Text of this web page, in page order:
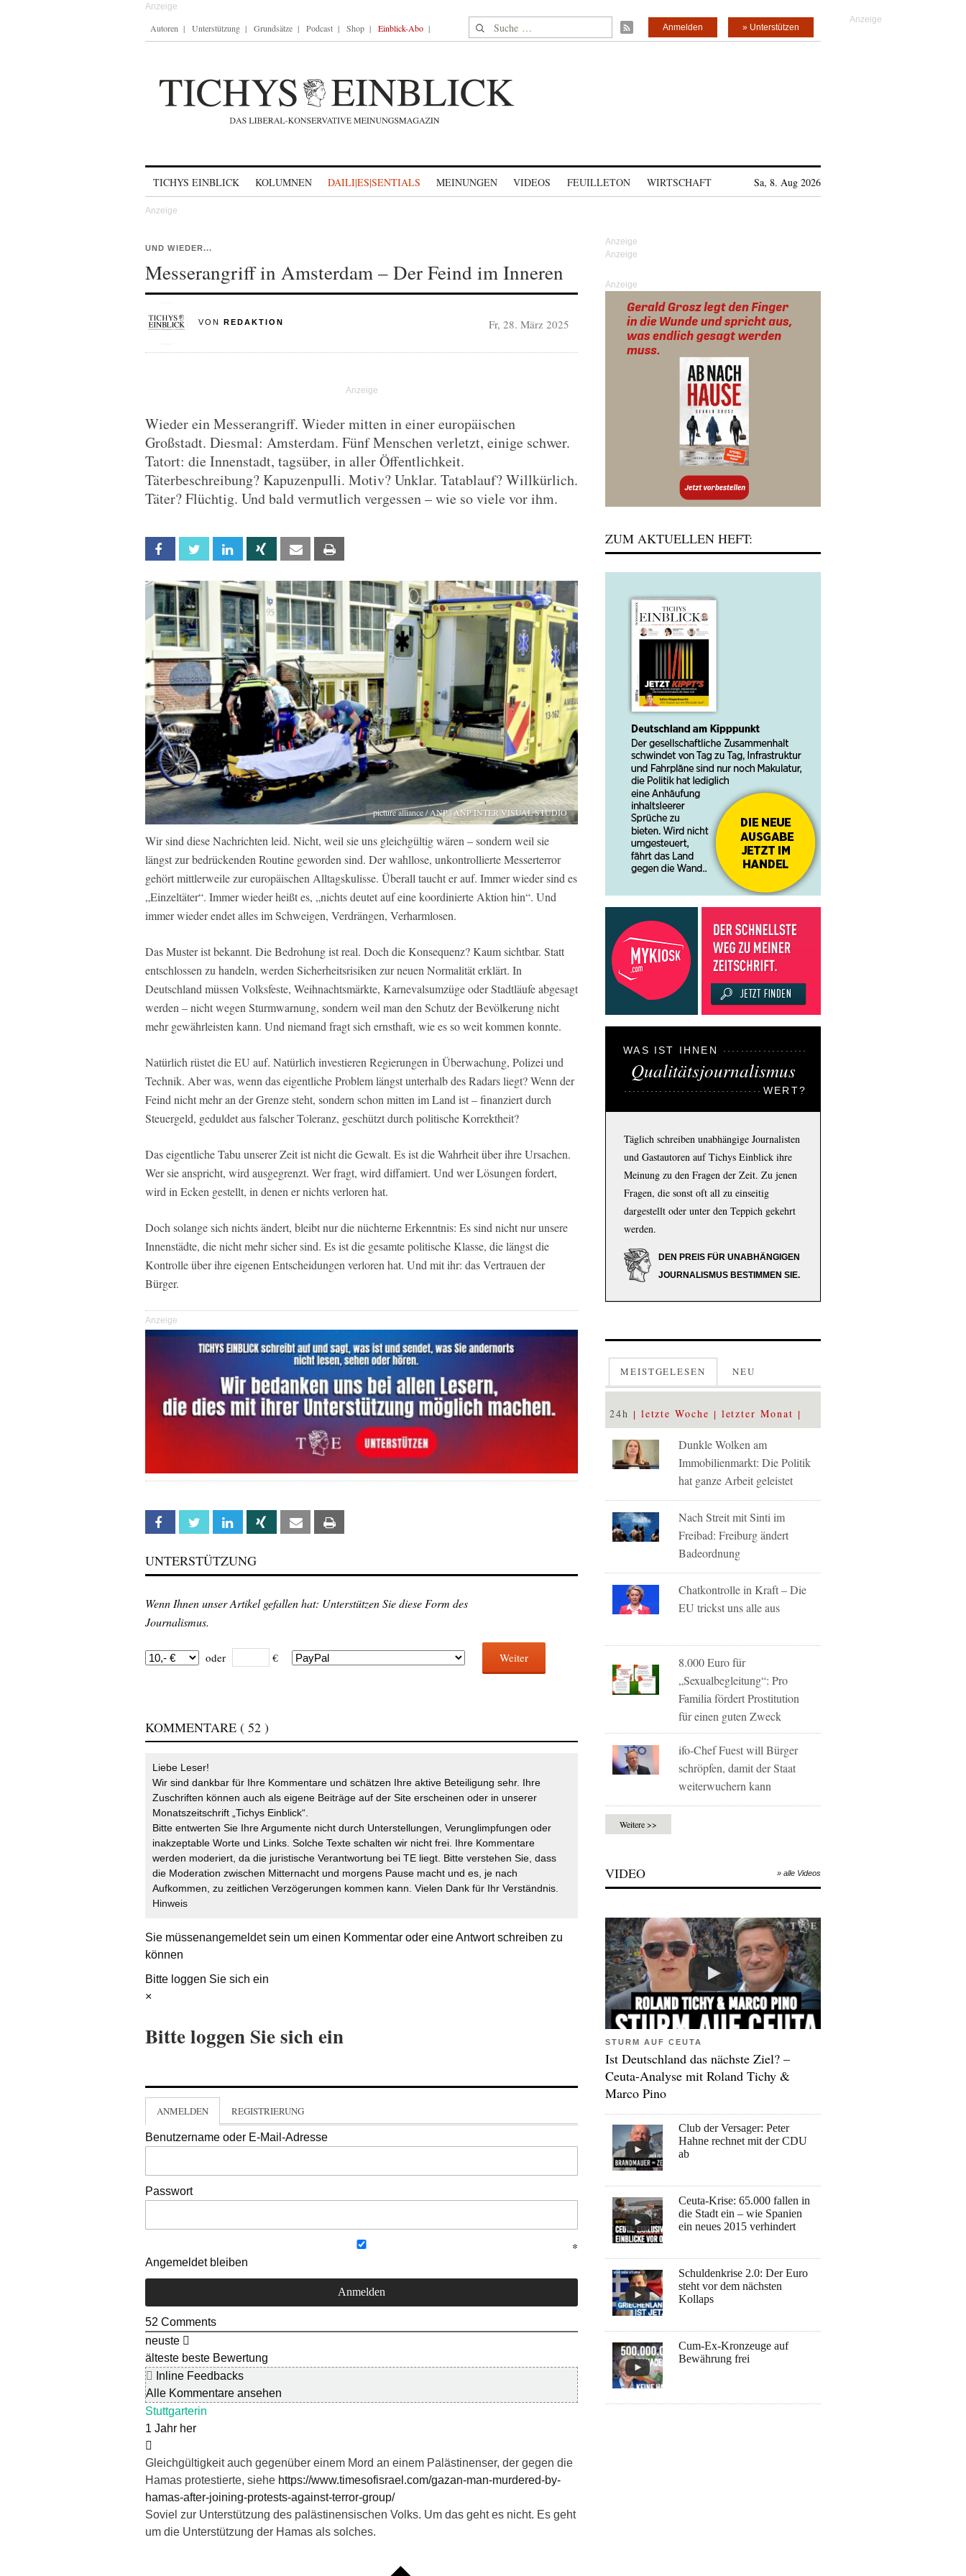
Autoren Unterstützung Grundsätze Podcast Shop Einblick-Abo Suche nach: » Unterstützen
Anmelden
TICHYS EINBLICK KOLUMNEN DAILI|ES|SENTIALS MEINUNGEN VIDEOS FEUILLETON WIRTSCHAFT Sa, 8. Aug 2026
UND WIEDER...
Messerangriff in Amsterdam – Der Feind im Inneren
VON REDAKTION Fr, 28. März 2025
Wieder ein Messerangriff. Wieder mitten in einer europäischen
Großstadt. Diesmal: Amsterdam. Fünf Menschen verletzt, einige schwer.
Tatort: die Innenstadt, tagsüber, in aller Öffentlichkeit.
Täterbeschreibung? Kapuzenpulli. Motiv? Unklar. Tatablauf? Willkürlich.
Täter? Flüchtig. Und bald vermutlich vergessen – wie so viele vor ihm.
Facebook Twitter Linkedin Xing Email
picture alliance / ANP | ANP INTER VISUAL STUDIO
Wir sind diese Nachrichten leid. Nicht, weil sie uns gleichgültig wären – sondern weil sie
längst zur bedrückenden Routine geworden sind. Der wahllose, unkontrollierte Messerterror
gehört mittlerweile zur europäischen Alltagskulisse. Überall taucht er auf. Immer wieder sind es
„Einzeltäter“. Immer wieder heißt es, „nichts deutet auf eine koordinierte Aktion hin“. Und
immer wieder endet alles im Schweigen, Verdrängen, Verharmlosen.
Das Muster ist bekannt. Die Bedrohung ist real. Doch die Konsequenz? Kaum sichtbar. Statt
entschlossen zu handeln, werden Sicherheitsrisiken zur neuen Normalität erklärt. In
Deutschland müssen Volksfeste, Weihnachtsmärkte, Karnevalsumzüge oder Stadtläufe abgesagt
werden – nicht wegen Sturmwarnung, sondern weil man den Schutz der Bevölkerung nicht
mehr gewährleisten kann. Und niemand fragt sich ernsthaft, wie es so weit kommen konnte.
Natürlich rüstet die EU auf. Natürlich investieren Regierungen in Überwachung, Polizei und
Technik. Aber was, wenn das eigentliche Problem längst unterhalb des Radars liegt? Wenn der
Feind nicht mehr an der Grenze steht, sondern schon mitten im Land ist – finanziert durch
Steuergeld, geduldet aus falscher Toleranz, geschützt durch politische Korrektheit?
Das eigentliche Tabu unserer Zeit ist nicht die Gewalt. Es ist die Wahrheit über ihre Ursachen.
Wer sie anspricht, wird ausgegrenzt. Wer fragt, wird diffamiert. Und wer Lösungen fordert,
wird in Ecken gestellt, in denen er nichts verloren hat.
Doch solange sich nichts ändert, bleibt nur die nüchterne Erkenntnis: Es sind nicht nur unsere
Innenstädte, die nicht mehr sicher sind. Es ist die gesamte politische Klasse, die längst die
Kontrolle über ihre eigenen Entscheidungen verloren hat. Und mit ihr: das Vertrauen der
Bürger.
Anzeige
Facebook Twitter Linkedin Xing Email
UNTERSTÜTZUNG
Wenn Ihnen unser Artikel gefallen hat: Unterstützen Sie diese Form des
Journalismus.
oder € Weiter
KOMMENTARE ( 52 )
Liebe Leser!
Wir sind dankbar für Ihre Kommentare und schätzen Ihre aktive Beteiligung sehr. Ihre
Zuschriften können auch als eigene Beiträge auf der Site erscheinen oder in unserer
Monatszeitschrift „Tichys Einblick“.
Bitte entwerten Sie Ihre Argumente nicht durch Unterstellungen, Verunglimpfungen oder
inakzeptable Worte und Links. Solche Texte schalten wir nicht frei. Ihre Kommentare
werden moderiert, da die juristische Verantwortung bei TE liegt. Bitte verstehen Sie, dass
die Moderation zwischen Mitternacht und morgens Pause macht und es, je nach
Aufkommen, zu zeitlichen Verzögerungen kommen kann. Vielen Dank für Ihr Verständnis.
Hinweis
Sie müssenangemeldetsein um einen Kommentar oder eine Antwort schreiben zu
können
Bitte loggen Sie sich ein
×
Bitte loggen Sie sich ein
ANMELDEN REGISTRIERUNG
Benutzername oder E-Mail-Adresse
Passwort
Angemeldet bleiben
52 Comments
neuste
älteste beste Bewertung
Inline Feedbacks
Alle Kommentare ansehen
Stuttgarterin
1 Jahr her
Gleichgültigkeit auch gegenüber einem Mord an einem Palästinenser, der gegen die
Hamas protestierte, siehe https://www.timesofisrael.com/gazan-man-murdered-by-
hamas-after-joining-protests-against-terror-group/
Soviel zur Unterstützung des palästinensischen Volks. Um das geht es nicht. Es geht
um die Unterstützung der Hamas als solches.
Anzeige
ZUM AKTUELLEN HEFT:
WAS IST IHNEN
Qualitätsjournalismus
WERT?
Täglich schreiben unabhängige Journalisten
und Gastautoren auf Tichys Einblick ihre
Meinung zu den Fragen der Zeit. Zu jenen
Fragen, die sonst oft all zu einseitig
dargestellt oder unter den Teppich gekehrt
werden.
DEN PREIS FÜR UNABHÄNGIGEN
JOURNALISMUS BESTIMMEN SIE.
MEISTGELESEN NEU
24h letzte Woche letzter Monat
Dunkle Wolken am
Immobilienmarkt: Die Politik
hat ganze Arbeit geleistet
Nach Streit mit Sinti im
Freibad: Freiburg ändert
Badeordnung
Chatkontrolle in Kraft – Die
EU trickst uns alle aus
8.000 Euro für
„Sexualbegleitung“: Pro
Familia fördert Prostitution
für einen guten Zweck
ifo-Chef Fuest will Bürger
schröpfen, damit der Staat
weiterwuchern kann
Weitere >>
VIDEO » alle Videos
STURM AUF CEUTA
Ist Deutschland das nächste Ziel? –
Ceuta-Analyse mit Roland Tichy &
Marco Pino
Club der Versager: Peter
Hahne rechnet mit der CDU
ab
Ceuta-Krise: 65.000 fallen in
die Stadt ein – wie Spanien
ein neues 2015 verhindert
Schuldenkrise 2.0: Der Euro
steht vor dem nächsten
Kollaps
Cum-Ex-Kronzeuge auf
Bewährung frei